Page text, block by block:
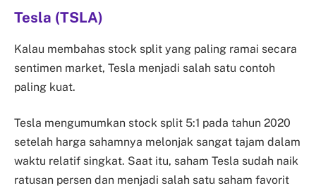
Tesla (TSLA)
Kalau membahas stock split yang paling ramai secara
sentimen market, Tesla menjadi salah satu contoh
paling kuat.
Tesla mengumumkan stock split 5:1 pada tahun 2020
setelah harga sahamnya melonjak sangat tajam dalam
waktu relatif singkat. Saat itu, saham Tesla sudah naik
ratusan persen dan menjadi salah satu saham favorit